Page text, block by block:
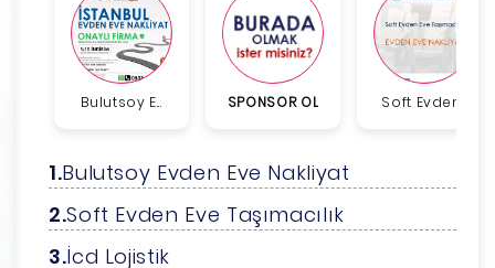
Bulutsoy E... SPONSOR OL Soft Evden...
Bulutsoy Evden Eve Nakliyat
Soft Evden Eve Taşımacılık
İcd Lojistik